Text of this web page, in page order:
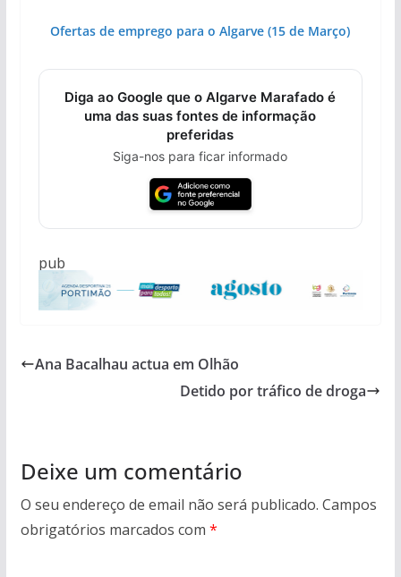
Ofertas de emprego para o Algarve (15 de Março)
Diga ao Google que o Algarve Marafado é
uma das suas fontes de informação
preferidas
Siga-nos para ficar informado
pub
Ana Bacalhau actua em Olhão
Detido por tráfico de droga
Deixe um comentário
O seu endereço de email não será publicado. Campos
obrigatórios marcados com *